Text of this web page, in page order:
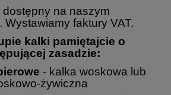
dostępny na naszym
Wystawiamy faktury VAT.
kalki pamiętajcie o
zasadzie:
- kalka woskowa lub
żywiczna